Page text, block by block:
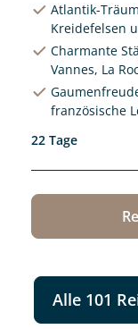
Atlantik-
Kreidefelsen
Charmante
Vannes, La
französische
22 Tage
Alle 101